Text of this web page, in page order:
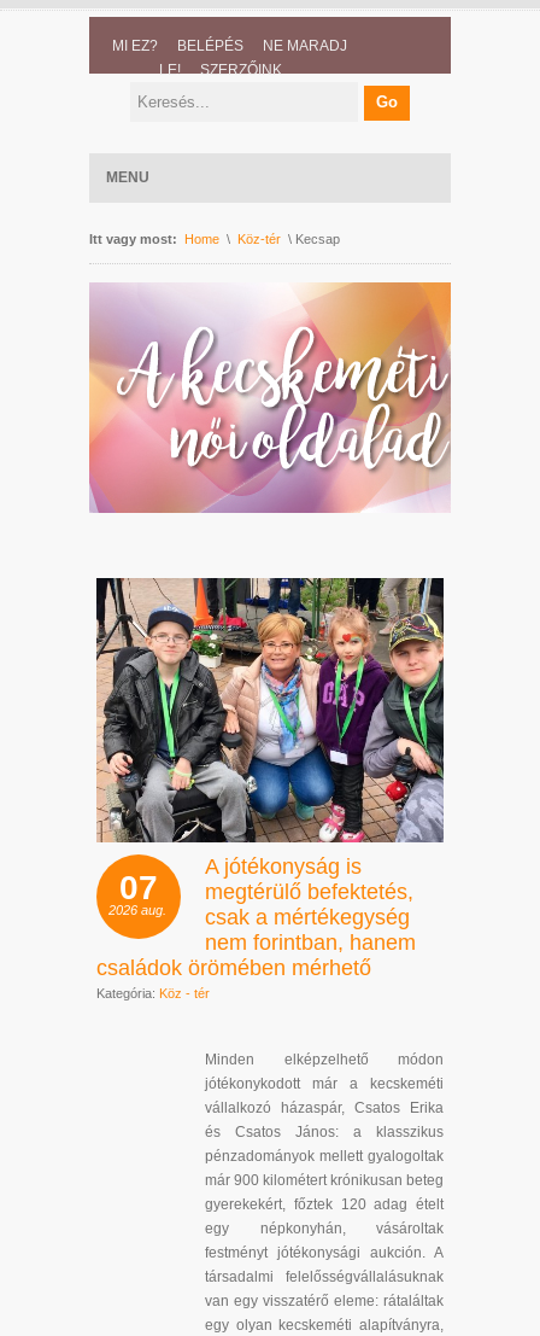
MI EZ? BELÉPÉS
NE MARADJ
LE!
SZERZŐINK
MENU
Itt vagy most: Home \ Köz-tér \ Kecsap
07
2026 aug.
A jótékonyság is
megtérülő befektetés,
csak a mértékegység
nem forintban, hanem
családok örömében mérhető
Kategória: Köz - tér
Minden elképzelhető módon
jótékonykodott már a kecskeméti
vállalkozó házaspár, Csatos Erika
és Csatos János: a klasszikus
pénzadományok mellett gyalogoltak
már 900 kilométert krónikusan beteg
gyerekekért, főztek 120 adag ételt
egy népkonyhán, vásároltak
festményt jótékonysági aukción. A
társadalmi felelősségvállalásuknak
van egy visszatérő eleme: rátaláltak
egy olyan kecskeméti alapítványra,